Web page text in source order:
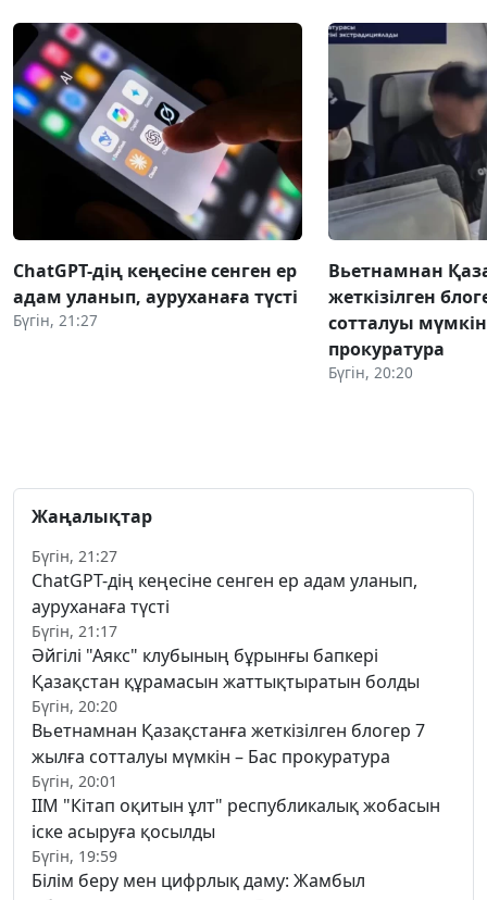
ChatGPT-дің кеңесіне сенген ер
адам уланып, ауруханаға түсті
Бүгін, 21:27
Вьетнамнан
жеткізілген
сотталуы мүмкін
прокуратура
Бүгін, 20:20
Жаңалықтар
Бүгін, 21:27
ChatGPT-дің кеңесіне сенген ер адам уланып,
ауруханаға түсті
Бүгін, 21:17
Әйгілі "Аякс" клубының бұрынғы бапкері
Қазақстан құрамасын жаттықтыратын болды
Бүгін, 20:20
Вьетнамнан Қазақстанға жеткізілген блогер 7
жылға сотталуы мүмкін – Бас прокуратура
Бүгін, 20:01
ІІМ "Кітап оқитын ұлт" республикалық жобасын
іске асыруға қосылды
Бүгін, 19:59
Білім беру мен цифрлық даму: Жамбыл